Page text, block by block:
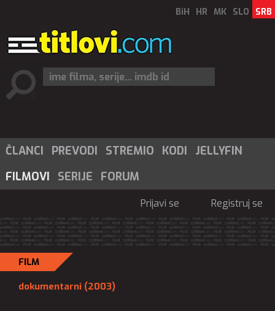
BiH HR MK SLO SRB
ČLANCI PREVODI STREMIO KODI
JELLYFIN
FILMOVI
SERIJE FORUM
Prijavi se Registruj se
FILM
dokumentarni (2003)